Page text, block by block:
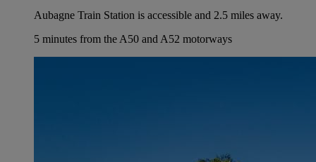
Aubagne Train Station is accessible and 2.5 miles away.
5 minutes from the A50 and A52 motorways